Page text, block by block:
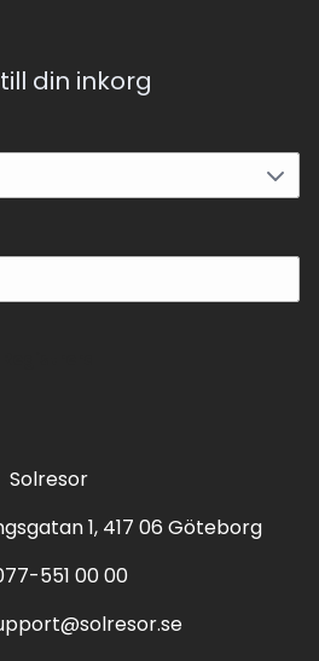
din inkorg
Solresor
1, 417 06 Göteborg
551 00 00